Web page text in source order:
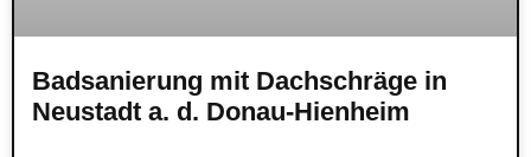
Badsanierung mit Dachschräge in
Neustadt a. d. Donau-Hienheim